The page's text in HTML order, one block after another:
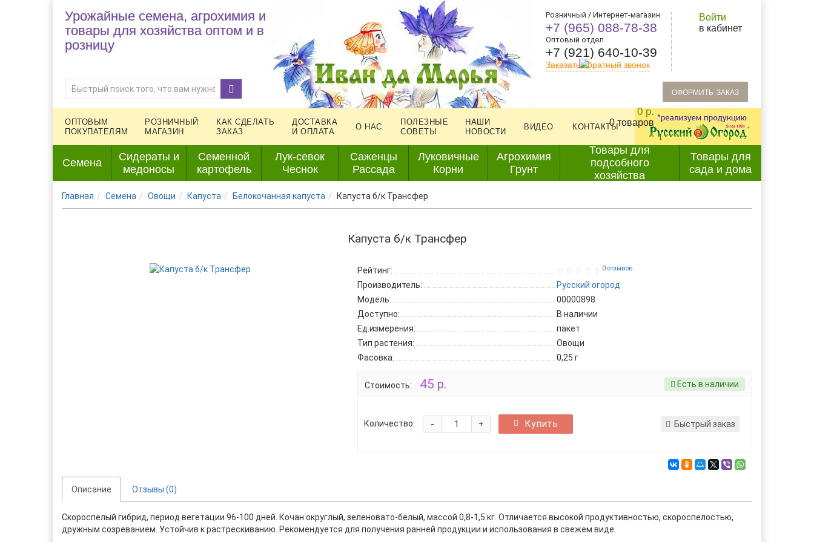
Урожайные семена, агрохимия и
товары для хозяйства оптом и в
розницу
Розничный / Интернет-магазин
+7 (965) 088-78-38
Оптовый отдел
+7 (921) 640-10-39
Заказать обратный звонок
Войти
в кабинет
0 р.
0 товаров
oформить заказ
ОПТОВЫМ
ПОКУПАТЕЛЯМ
РОЗНИЧНЫЙ
МАГАЗИН
КАК СДЕЛАТЬ
ЗАКАЗ
ДОСТАВКА
И ОПЛАТА
О НАС
ПОЛЕЗНЫЕ
СОВЕТЫ
НАШИ
НОВОСТИ
ВИДЕО КОНТАКТЫ
Семена
Сидераты и
медоносы
Семенной
картофель
Лук-севок
Чеснок
Саженцы
Рассада
Луковичные
Корни
Агрохимия
Грунт
Товары для
подсобного
хозяйства
Товары для
сада и дома
Главная Семена Овощи Капуста Белокочанная капуста Капуста б/к Трансфер
Капуста б/к Трансфер
Рейтинг: 0 отзывов
Производитель:
Русский огород
Модель:
00000898
Доступно:
В наличии
Ед.измерения:
пакет
Тип растения:
Овощи
Фасовка:
0,25 г
Стоимость: 45 р. Есть в наличии
Количество: +
- Купить Быстрый заказ
Описание Отзывы (0)
Скороспелый гибрид, период вегетации 96-100 дней. Кочан округлый, зеленовато-белый, массой 0,8-1,5 кг. Отличается высокой продуктивностью, скороспелостью,
дружным созреванием. Устойчив к растрескиванию. Рекомендуется для получения ранней продукции и использования в свежем виде.